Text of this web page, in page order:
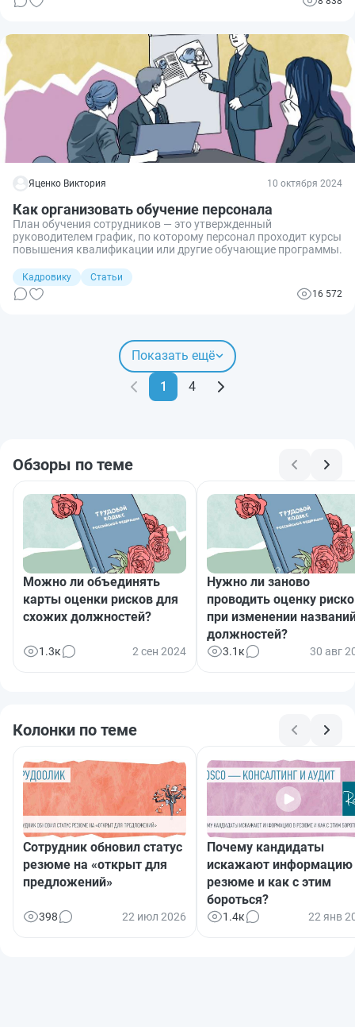
Яценко Виктория 10 октября 2024
Как организовать обучение персонала
План обучения сотрудников — это утвержденный
руководителем график, по которому персонал проходит курсы
повышения квалификации или другие обучающие программы.
Кадровику
Статьи
16 572
Показать ещё
1 4
Обзоры по теме
Можно ли объединять
карты оценки рисков для
схожих должностей?
1.3к 2 сен 2024
Нужно ли заново
проводить оценку
при изменении
должностей?
3.1к 30 авг
Колонки по теме
Сотрудник обновил статус
резюме на «открыт для
предложений»
398 22 июл 2026
Почему кандидаты
искажают информацию
резюме и как с этим
бороться?
1.4к 22 янв